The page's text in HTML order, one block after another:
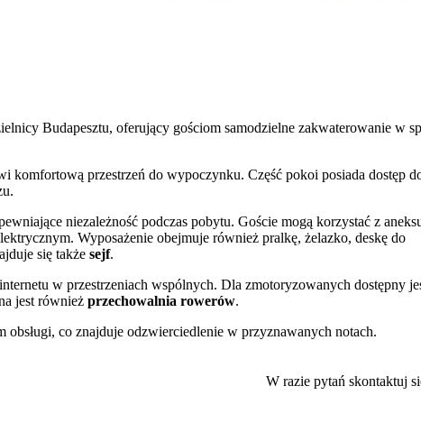
Budapesztu, oferujący gościom samodzielne zakwaterowanie w
komfortową przestrzeń do wypoczynku. Część pokoi posiada dostęp
niezależność podczas pobytu. Goście mogą korzystać z
Wyposażenie obejmuje również pralkę, żelazko, deskę do
się także sejf.
w przestrzeniach wspólnych. Dla zmotoryzowanych dostępny
jest również przechowalnia rowerów.
co znajduje odzwierciedlenie w przyznawanych notach.
z innymi częściami miasta zapewnia stacja metra, znajdująca się w
słynne kompleksy termalne, takie jak
W razie pytań skontaktuj